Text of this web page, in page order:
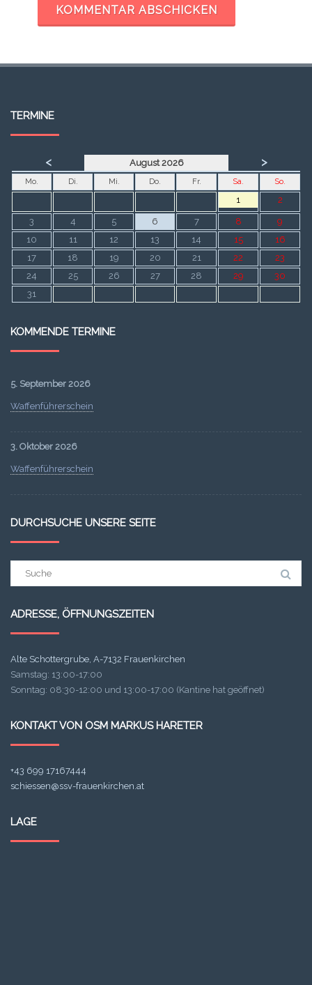
TERMINE
< August 2026 >
Mo. Di. Mi. Do. Fr. Sa. So.
1 2
3 4 5 6 7 8
9
10
11 12 13 14 15
16
17
18 19 20 21 22
23
24
25 26 27 28 29
30
31
KOMMENDE TERMINE
5. September 2026
Waffenführerschein
3. Oktober 2026
Waffenführerschein
DURCHSUCHE UNSERE SEITE
ADRESSE, ÖFFNUNGSZEITEN
Alte Schottergrube, A-7132 Frauenkirchen
Samstag: 13:00-17:00
Sonntag: 08:30-12:00 und 13:00-17:00 (Kantine hat geöffnet)
KONTAKT VON OSM MARKUS HARETER
+43 699 17167444
schiessen@ssv-frauenkirchen.at
LAGE